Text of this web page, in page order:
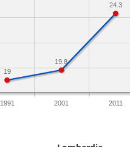
1991 2001 2011
24.3
19.8
19